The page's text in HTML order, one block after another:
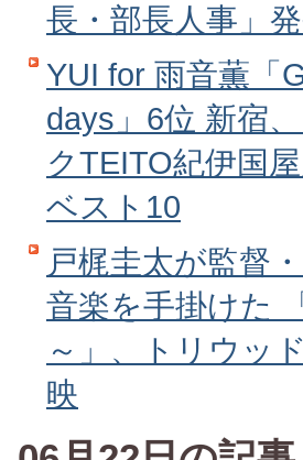
長・部長人事」
YUI for 雨音薫「
days」6位 新宿
クTEITO紀伊国
ベスト10
戸梶圭太が監督
音楽を手掛けた
～」、トリウッ
映